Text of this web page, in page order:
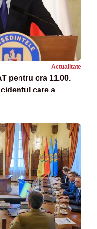
Actualitate
pentru ora 11.00.
care a